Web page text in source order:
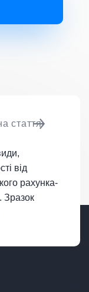
стаття
від
рахунка-
Зразок